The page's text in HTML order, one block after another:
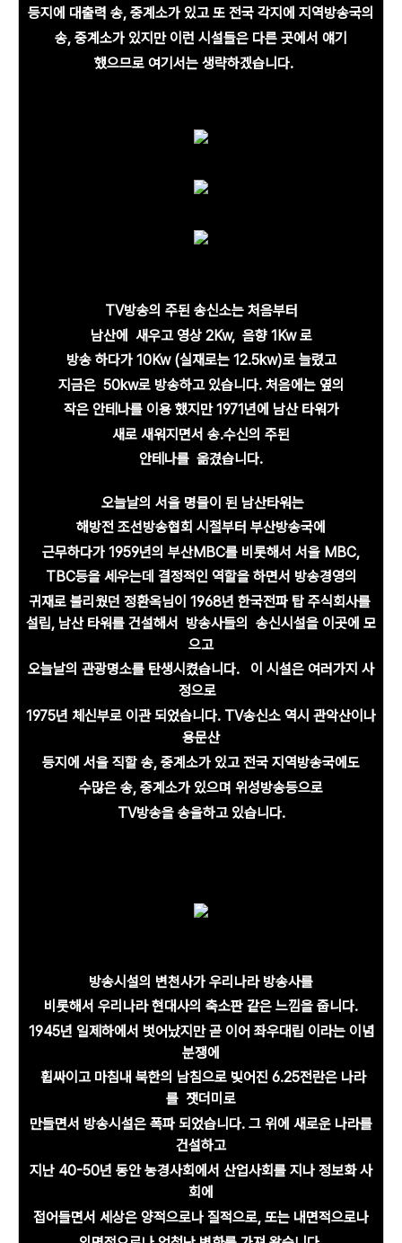
등지에 대출력 송, 중계소가 있고 또 전국 각지에 지역방송국의
송, 중계소가 있지만 이런 시설들은 다른 곳에서 얘기
했으므로 여기서는 생략하겠습니다.
TV방송의 주된 송신소는 처음부터
남산에
새우고영상 2Kw, 음향 1Kw로
방송 하다가 10Kw (실재로는 12.5kw)로 늘렸고
지금은 50kw로 방송하고 있습니다. 처음에는 옆의
작은 안테나를 이용 했지만 1971년에 남산 타워가
새로 새워지면서 송.수신의 주된
안테나를 옮겼습니다.
오늘날의 서울 명물이 된 남산타워는
해방전 조선방송협회 시절부터 부산방송국에
근무하다가 1959년의 부산MBC를 비롯해서 서울 MBC,
TBC등을 세우는데 결정적인 역할을 하면서 방송경영의
귀재로 불리웠던 정환옥님이 1968년 한국전파 탑 주식회사를
설립, 남산 타워를 건설해서 방송사들의 송신시설을 이곳에 모
으고
오늘날의 관광명소를 탄생시켰습니다. 이 시설은 여러가지 사
정으로
1975년 체신부로 이관 되었습니다. TV송신소 역시 관악산이나
용문산
등지에 서울 직할 송, 중계소가 있고 전국 지역방송국에도
수많은 송, 중계소가 있으며 위성방송등으로
TV방송을 송울하고 있습니다.
방송시설의 변천사가 우리나라 방송사를
비롯해서 우리나라 현대사의 축소판 같은 느낌을 줍니다.
1945년 일제하에서 벗어났지만곧 이어 좌우대립 이라는 이념
분쟁에
휩싸이고 마침내 북한의 남침으로 빚어진 6.25전란은 나라
를 잿더미로
만들면서 방송시설은 폭파 되었습니다. 그 위에 새로운 나라를
건설하고
지난 40-50년 동안 농경사회에서 산업사회를 지나 정보화 사
회에
접어들면서 세상은 양적으로나 질적으로, 또는 내면적으로나